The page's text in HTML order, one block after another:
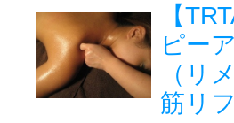
【
ピー
（リ
筋リ